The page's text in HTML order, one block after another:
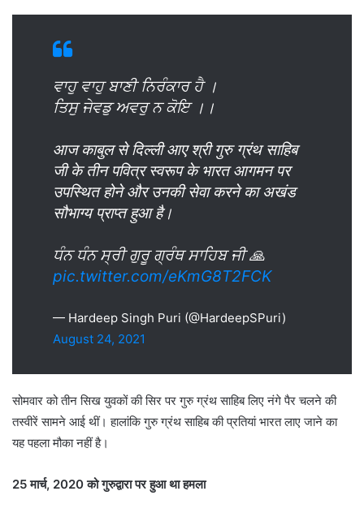
ਵਾਹੁ ਵਾਹੁ ਬਾਣੀ ਨਿਰੰਕਾਰ ਹੈ ।
ਤਿਸੁ ਜੇਵਡੁ ਅਵਰੁ ਨ ਕੋਇ ।।
आज काबुल से दिल्ली आए श्री गुरु ग्रंथ साहिब
जी के तीन पवित्र स्वरूप के भारत आगमन पर
उपस्थित होने और उनकी सेवा करने का अखंड
सौभाग्य प्राप्त हुआ है।
ਧੰਨ ਧੰਨ ਸ੍ਰੀ ਗੁਰੂ ਗ੍ਰੰਥ ਸਾਹਿਬ ਜੀ 🙏
pic.twitter.com/eKmG8T2FCK
— Hardeep Singh Puri (@HardeepSPuri)
August 24, 2021
सोमवार को तीन सिख युवकों की सिर पर गुरु ग्रंथ साहिब लिए नंगे पैर चलने की
तस्वीरें सामने आई थीं। हालांकि गुरु ग्रंथ साहिब की प्रतियां भारत लाए जाने का
यह पहला मौका नहीं है।
25 मार्च, 2020 को गुरुद्वारा पर हुआ था हमला